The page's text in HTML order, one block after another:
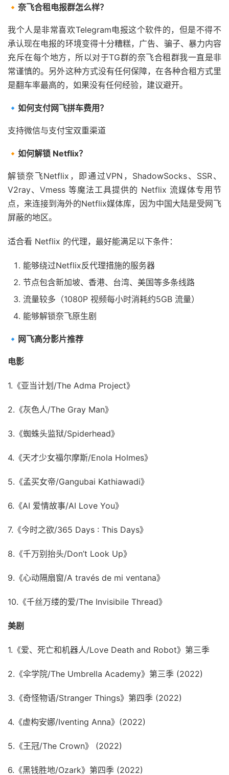
🔸奈飞合租电报群怎么样？
我个人是非常喜欢Telegram电报这个软件的，但是不得不
承认现在电报的环境变得十分糟糕，广告、骗子、暴力内容
充斥在每个地方，所以对于TG群的奈飞合租群我一直是非
常谨慎的。另外这种方式没有任何保障，在各种合租方式里
是翻车率最高的，如果没有任何经验，建议避开。
🔹如何支付网飞拼车费用？
支持微信与支付宝双重渠道
🔸如何解锁 Netflix？
解锁奈飞Netflix，即通过VPN，ShadowSocks、SSR、
V2ray、Vmess 等魔法工具提供的 Netflix 流媒体专用节
点，来连接到海外的Netflix媒体库，因为中国大陆是受网飞
屏蔽的地区。
适合看 Netflix 的代理，最好能满足以下条件：
能够绕过Netflix反代理措施的服务器
节点包含新加坡、香港、台湾、美国等多条线路
流量较多（1080P 视频每小时消耗约5GB 流量）
能够解锁奈飞原生剧
🔹网飞高分影片推荐
电影
1.《亚当计划/The Adma Project》
2.《灰色人/The Gray Man》
3.《蜘蛛头监狱/Spiderhead》
4.《天才少女福尔摩斯/Enola Holmes》
5.《孟买女帝/Gangubai Kathiawadi》
6.《AI 爱情故事/AI Love You》
7.《今时之欲/365 Days : This Days》
8.《千万别抬头/Don’t Look Up》
9.《心动隔扇窗/A través de mi ventana》
10.《千丝万缕的爱/The Invisibile Thread》
美剧
1.《爱、死亡和机器人/Love Death and Robot》第三季
2.《伞学院/The Umbrella Academy》第三季 (2022)
3.《奇怪物语/Stranger Things》第四季 (2022)
4.《虚构安娜/Iventing Anna》(2022)
5.《王冠/The Crown》 (2022)
6.《黑钱胜地/Ozark》第四季 (2022)